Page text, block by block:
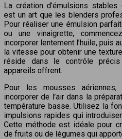
La création d’émulsions
est un art que les blenders
Pour réaliser une émulsion
ou une vinaigrette,
incorporer lentement l’huile, puis
la vitesse pour obtenir une
réside dans le contrôle
appareils offrent.
Pour les mousses
incorporer de l’air dans la
température basse. Utilisez la
impulsions rapides qui
Cette méthode est idéale pour
de fruits ou de légumes qui